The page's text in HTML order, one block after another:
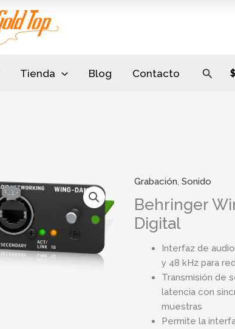
Tienda Blog Contacto $
Grabación ,Sonido
Behringer
Digital
Interfaz de
y 48 kHz para
Transmisión de
latencia con
muestras
Permite la